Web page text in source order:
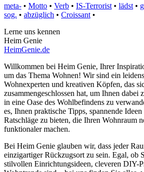
meta- • Motto • Verb • IS-Terrorist • lädst •
sog. • abzüglich • Croissant •
Lerne uns kennen
Heim Genie
HeimGenie.de
Willkommen bei Heim Genie, Ihrer
um das Thema Wohnen! Wir sind ein
Wohnexperten und kreativen Köpfen, das
zusammengeschlossen hat, um Ihnen dabei
in eine Oase des Wohlbefindens zu
es, Ihnen praktische Tipps, spannende
Ratschläge zu bieten, die Ihren Wohnraum
funktionaler machen.
Bei Heim Genie glauben wir, dass jeder
einzigartiger Rückzugsort zu sein. Egal, ob
stilvollen Einrichtungsideen, cleveren DIY-